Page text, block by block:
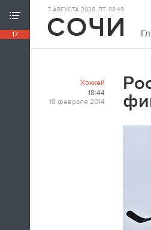
17
ХРОНИКА ИГР
18:39
7 АВГУСТА 2026, ПТ. 08:49
Хоккей
18:44
18 февраля 2014